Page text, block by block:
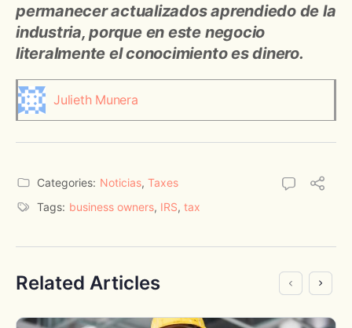
permanecer actualizados aprendiedo de la
industria, porque en este negocio
literalmente el conocimiento es dinero.
Julieth Munera
Categories: Noticias, Taxes
Tags: business owners, IRS, tax
Related Articles